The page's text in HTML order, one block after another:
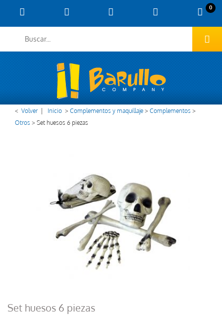
0
< Volver Inicio >Complementos y maquillaje>Complementos >
Otros >Set huesos 6 piezas
Set huesos 6 piezas